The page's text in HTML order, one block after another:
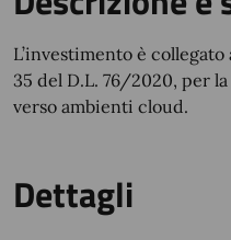
L’investimento è
35 del D.L. 76/2020, per
verso ambienti cloud.
Dettagli